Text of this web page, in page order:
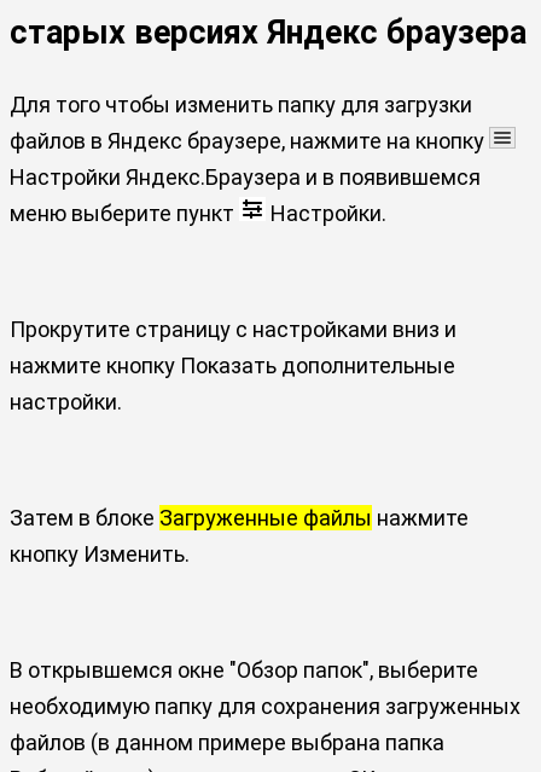
старых версиях Яндекс браузера
Для того чтобы изменить папку для загрузки
файлов в Яндекс браузере, нажмите на кнопку
Настройки Яндекс.Браузера и в появившемся
меню выберите пункт
Настройки.
Прокрутите страницу с настройками вниз и
нажмите кнопку Показать дополнительные
настройки.
Затем в блоке Загруженные файлы нажмите
кнопку Изменить.
В открывшемся окне "Обзор папок", выберите
необходимую папку для сохранения загруженных
файлов (в данном примере выбрана папка